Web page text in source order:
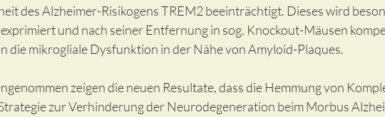
des Alzheimer-Risikogens TREM2 beeinträchtigt. Dieses wird
und nach seiner Entfernung in sog. Knockout-Mäusen
die mikrogliale Dysfunktion in der Nähe von Amyloid-Plaques.
zeigen die neuen Resultate, dass die Hemmung von
zur Verhinderung der Neurodegeneration beim Morbus